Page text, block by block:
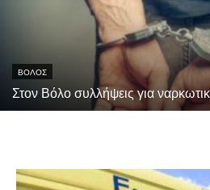
ΒΟΛΟΣ
Στον Βόλο συλλήψεις για